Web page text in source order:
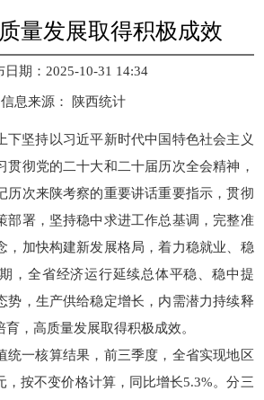
量发展取得积极成效
日期：2025-10-31 14:34
信息来源： 陕西统计
下坚持以习近平新时代中国特色社会主义
贯彻党的二十大和二十届历次全会精神，
历次来陕考察的重要讲话重要指示，贯彻
部署，坚持稳中求进工作总基调，完整准
，加快构建新发展格局，着力稳就业、稳
，全省经济运行延续总体平稳、稳中提
势，生产供给稳定增长，内需潜力持续释
，高质量发展取得积极成效。
统一核算结果，前三季度，全省实现地区
，按不变价格计算，同比增长5.3%。分三